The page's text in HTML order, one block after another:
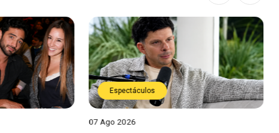
Espectáculos
07 Ago 2026